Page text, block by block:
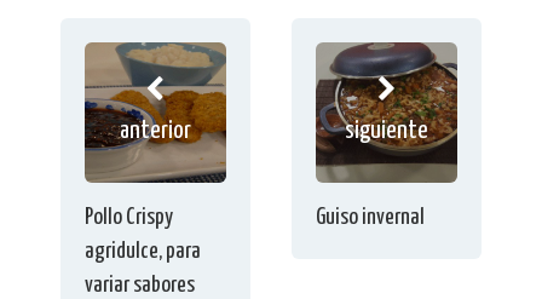
anterior
Pollo Crispy
agridulce, para
variar sabores
siguiente
Guiso invernal